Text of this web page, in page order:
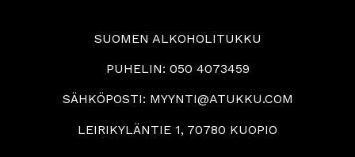
SUOMEN ALKOHOLITUKKU
PUHELIN: 050 4073459
SÄHKÖPOSTI: MYYNTI@ATUKKU.COM
LEIRIKYLÄNTIE 1, 70780 KUOPIO